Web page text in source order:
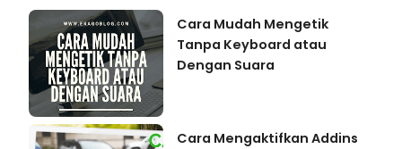
Cara Mudah Mengetik
Tanpa Keyboard atau
Dengan Suara
Cara Mengaktifkan Addins